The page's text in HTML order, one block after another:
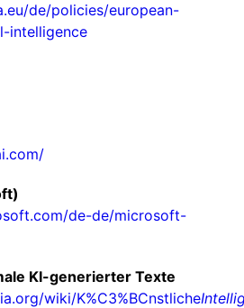
de/policies/european-
intelligence
de-de/microsoft-
KI-generierter Texte
wiki/K%C3%BCnstliche